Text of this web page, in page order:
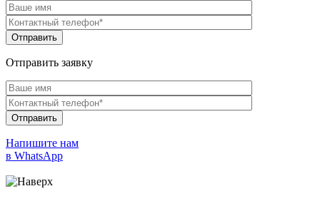
Отправить заявку
Напишите нам
в WhatsApp